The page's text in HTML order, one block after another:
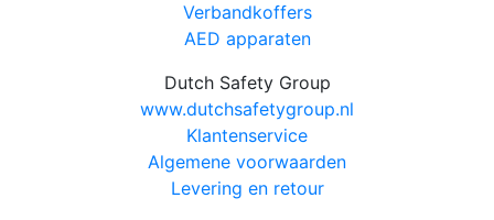
Verbandkoffers
AED apparaten
Dutch Safety Group
www.dutchsafetygroup.nl
Klantenservice
Algemene voorwaarden
Levering en retour